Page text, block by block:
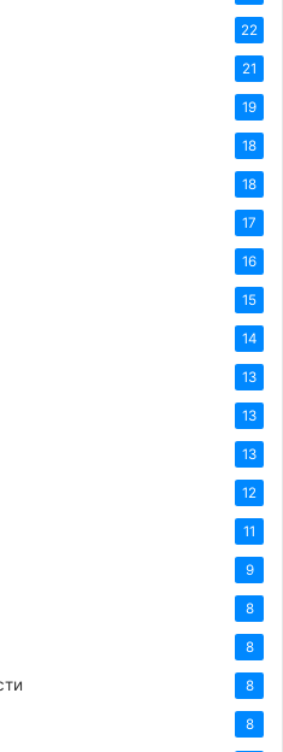
22
21
19
18
18
17
16
15
14
13
13
13
12
11
9
8
8
8
8